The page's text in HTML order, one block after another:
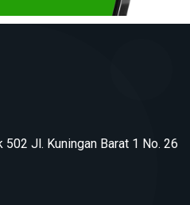
502 Jl. Kuningan Barat 1 No. 26